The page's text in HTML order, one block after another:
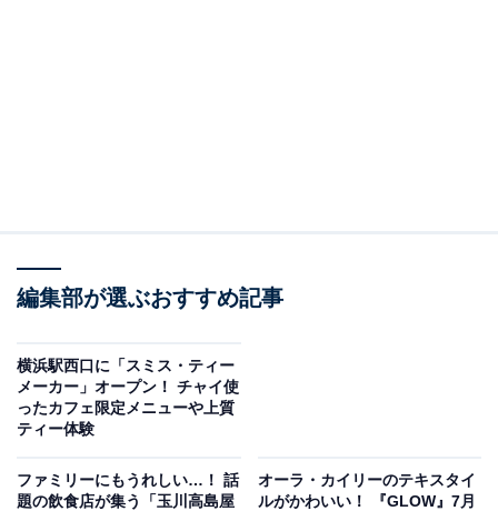
さっぽろ純連監修 冷し味噌担担麺（税込598円）
「冷し味噌担担麺」は、昭和39年創業、札幌の人気ラー
で濃厚な味わいながらさっぱりとした後味が特徴のみそ
ラーメンで、人気を集めてきた名店です。コシのある中
太麺に、さっぽろ純連監修のみそと胡麻の香ばしい風味
じめ、もやし、ゆで卵などがトッピングされています。
編集部が選ぶおすすめ記事
横浜駅西口に「スミス・ティー
メーカー」オープン！ チャイ使
ったカフェ限定メニューや上質
ティー体験
ファミリーにもうれしい…！ 話
題の飲食店が集う「玉川高島屋
オーラ・カイリーのテキスタイ
ルがかわいい！ 『GLOW』7月